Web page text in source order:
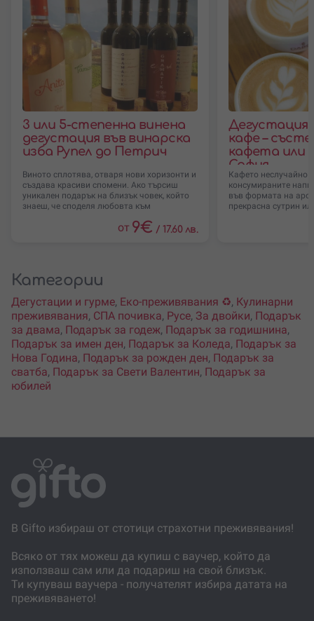
3 или 5-степенна винена
дегустация във винарска
изба Рупел до Петрич
Виното сплотява, отваря нови хоризонти и
създава красиви спомени. Ако търсиш
уникален подарък на близък човек, който
знаеш, че споделя любовта към
от 9€ / 17.60 лв.
Дегустация
кафе –
кафета или
София
Кафето неслучайно
консумираните
във формата на
прекрасна сутрин
Категории
Дегустации и гурме, Еко-преживявания ♻️, Кулинарни
преживявания, СПА почивка, Русе, За двойки, Подарък
за двама, Подарък за годеж, Подарък за годишнина,
Подарък за имен ден, Подарък за Коледа, Подарък за
Нова Година, Подарък за рожден ден, Подарък за
сватба, Подарък за Свети Валентин, Подарък за
юбилей
В Gifto избираш от стотици страхотни преживявания!
Всяко от тях можеш да купиш с ваучер, който да
използваш сам или да подариш на свой близък.
Ти купуваш ваучера - получателят избира датата на
преживяването!